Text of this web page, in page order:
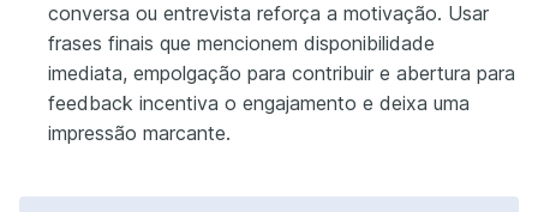
conversa ou entrevista reforça a motivação. Usar
frases finais que mencionem disponibilidade
imediata, empolgação para contribuir e abertura para
feedback incentiva o engajamento e deixa uma
impressão marcante.